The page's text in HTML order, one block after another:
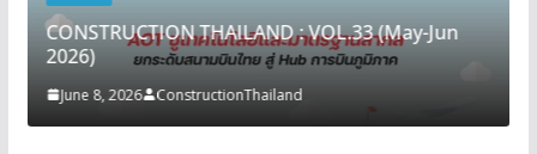
CONSTRUCTION THAILAND : VOL.33 (May-Jun
2026)
June 8, 2026 ConstructionThailand